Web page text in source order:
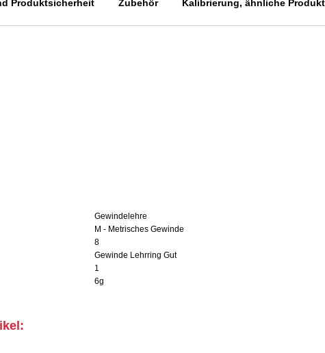
Produktsicherheit Zubehör Kalibrierung, ähnliche
Gewindelehre
M - Metrisches Gewinde
8
Gewinde Lehrring Gut
1
6g